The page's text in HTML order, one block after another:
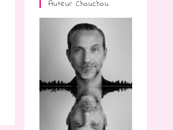
Auteur Chouchou